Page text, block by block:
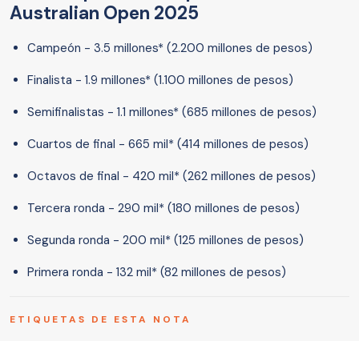
Australian Open 2025
Campeón - 3.5 millones* (2.200 millones de pesos)
Finalista - 1.9 millones* (1.100 millones de pesos)
Semifinalistas - 1.1 millones* (685 millones de pesos)
Cuartos de final - 665 mil* (414 millones de pesos)
Octavos de final - 420 mil* (262 millones de pesos)
Tercera ronda - 290 mil* (180 millones de pesos)
Segunda ronda - 200 mil* (125 millones de pesos)
Primera ronda - 132 mil* (82 millones de pesos)
ETIQUETAS DE ESTA NOTA